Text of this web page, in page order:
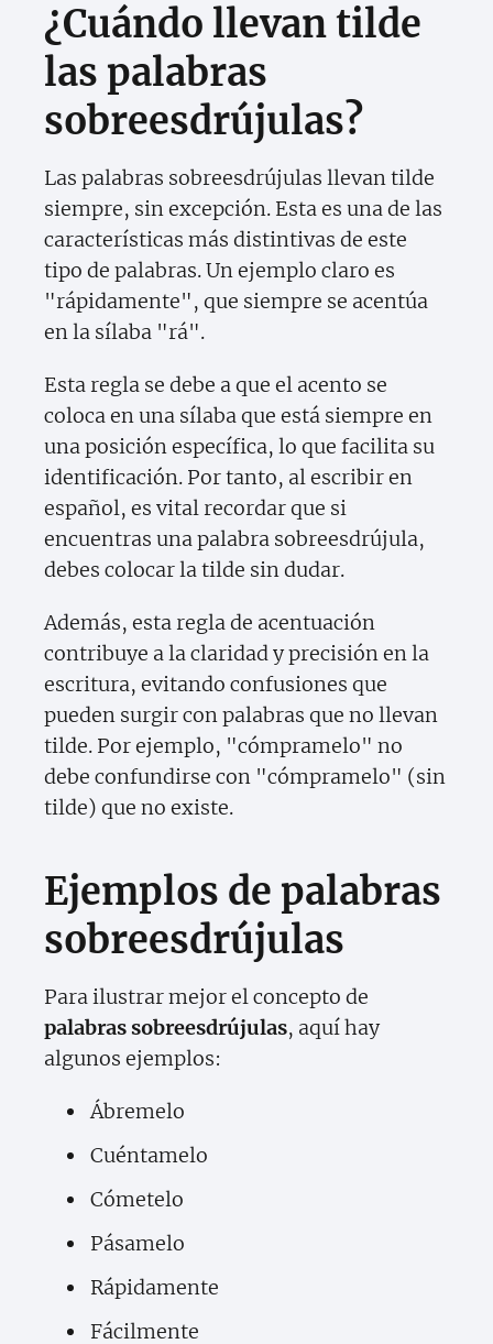
¿Cuándo llevan tilde
las palabras
sobreesdrújulas?
Las palabras sobreesdrújulas llevan tilde
siempre, sin excepción. Esta es una de las
características más distintivas de este
tipo de palabras. Un ejemplo claro es
"rápidamente", que siempre se acentúa
en la sílaba "rá".
Esta regla se debe a que el acento se
coloca en una sílaba que está siempre en
una posición específica, lo que facilita su
identificación. Por tanto, al escribir en
español, es vital recordar que si
encuentras una palabra sobreesdrújula,
debes colocar la tilde sin dudar.
Además, esta regla de acentuación
contribuye a la claridad y precisión en la
escritura, evitando confusiones que
pueden surgir con palabras que no llevan
tilde. Por ejemplo, "cómpramelo" no
debe confundirse con "cómpramelo" (sin
tilde) que no existe.
Ejemplos de palabras
sobreesdrújulas
Para ilustrar mejor el concepto de
palabras sobreesdrújulas, aquí hay
algunos ejemplos:
Ábremelo
Cuéntamelo
Cómetelo
Pásamelo
Rápidamente
Fácilmente